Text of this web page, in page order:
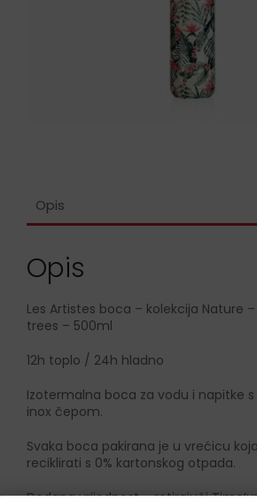
Opis
Opis
Les Artistes boca – kolekcija Nature
trees – 500ml
12h toplo / 24h hladno
Izotermalna boca za vodu i napitke
inox čepom.
Svaka boca pakirana je u vrećicu
reciklirati s 0% kartonskog otpada.
Dodana vrijednost – rotirajući